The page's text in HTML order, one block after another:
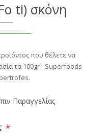
ti) σκόνη
που θέλετε να
τα 100gr - Superfoods
Παραγγελίας
*